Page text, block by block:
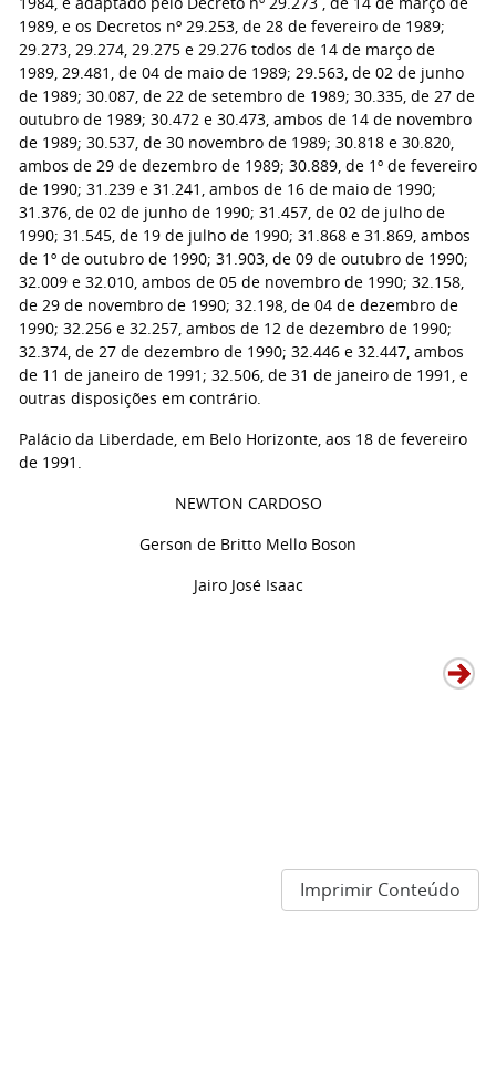
1989, e os Decretos nº 29.253, de 28 de fevereiro de 1989;
29.273, 29.274, 29.275 e 29.276 todos de 14 de março de
1989, 29.481, de 04 de maio de 1989; 29.563, de 02 de junho
de 1989; 30.087, de 22 de setembro de 1989; 30.335, de 27 de
outubro de 1989; 30.472 e 30.473, ambos de 14 de novembro
de 1989; 30.537, de 30 novembro de 1989; 30.818 e 30.820,
ambos de 29 de dezembro de 1989; 30.889, de 1º de fevereiro
de 1990; 31.239 e 31.241, ambos de 16 de maio de 1990;
31.376, de 02 de junho de 1990; 31.457, de 02 de julho de
1990; 31.545, de 19 de julho de 1990; 31.868 e 31.869, ambos
de 1º de outubro de 1990; 31.903, de 09 de outubro de 1990;
32.009 e 32.010, ambos de 05 de novembro de 1990; 32.158,
de 29 de novembro de 1990; 32.198, de 04 de dezembro de
1990; 32.256 e 32.257, ambos de 12 de dezembro de 1990;
32.374, de 27 de dezembro de 1990; 32.446 e 32.447, ambos
de 11 de janeiro de 1991; 32.506, de 31 de janeiro de 1991, e
outras disposições em contrário.
Palácio da Liberdade, em Belo Horizonte, aos 18 de fevereiro
de 1991.
NEWTON CARDOSO
Gerson de Britto Mello Boson
Jairo José Isaac
Imprimir Conteúdo